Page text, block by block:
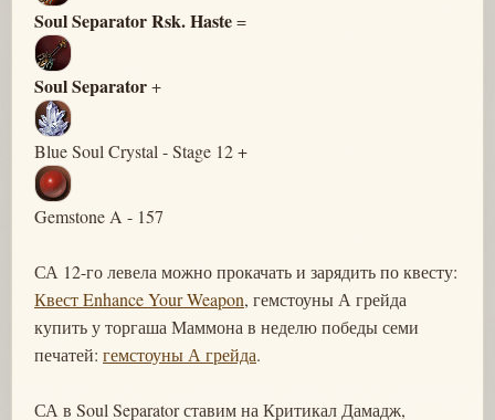
Soul Separator Rsk. Haste=
Soul Separator+
Blue Soul Crystal - Stage 12 +
Gemstone A - 157
СА 12-го левела можно прокачать и зарядить по квесту:
Квест Enhance Your Weapon, гемстоуны А грейда
купить у торгаша Маммона в неделю победы семи
печатей: гемстоуны А грейда.
СА в Soul Separator ставим на Критикал Дамадж,